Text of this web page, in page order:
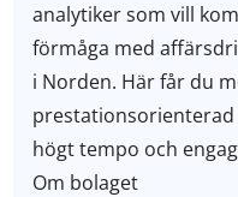
analytiker som vill
förmåga med
i Norden. Här får du
högt tempo och
Om bolaget